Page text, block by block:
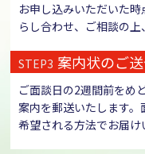
お申し込みいただいた
らし合わせ、ご相談の上
STEP3 案内状のご
ご面談日の2週間前をめ
案内を郵送いたします
希望される方法でお届け